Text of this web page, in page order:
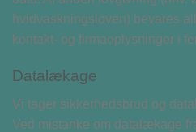
hvidvaskningsloven) bevares
kontakt- og firmaoplysninger i
Datalækage
Vi tager sikkerhedsbrud og
Ved mistanke om datalækage